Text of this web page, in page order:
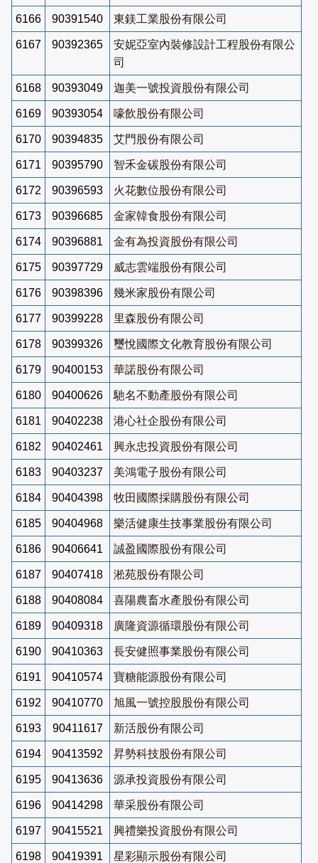
6166 90391540 東鎂工業股份有限公司
6167 90392365
安妮亞室內裝修設計工程股份有限公
司
6168 90393049 迦美一號投資股份有限公司
6169 90393054 嚎飲股份有限公司
6170 90394835 艾門股份有限公司
6171 90395790 智禾金碳股份有限公司
6172 90396593 火花數位股份有限公司
6173 90396685 金家韓食股份有限公司
6174 90396881 金有為投資股份有限公司
6175 90397729 威志雲端股份有限公司
6176 90398396 幾米家股份有限公司
6177 90399228 里森股份有限公司
6178 90399326 璽悅國際文化教育股份有限公司
6179 90400153 華諾股份有限公司
6180 90400626 馳名不動產股份有限公司
6181 90402238 港心社企股份有限公司
6182 90402461 興永忠投資股份有限公司
6183 90403237 美鴻電子股份有限公司
6184 90404398 牧田國際採購股份有限公司
6185 90404968 樂活健康生技事業股份有限公司
6186 90406641 誠盈國際股份有限公司
6187 90407418 淞苑股份有限公司
6188 90408084 喜陽農畜水產股份有限公司
6189 90409318 廣隆資源循環股份有限公司
6190 90410363 長安健照事業股份有限公司
6191 90410574 寶糖能源股份有限公司
6192 90410770 旭風一號控股股份有限公司
6193 90411617 新活股份有限公司
6194 90413592 昇勢科技股份有限公司
6195 90413636 源承投資股份有限公司
6196 90414298 華采股份有限公司
6197 90415521 興禮樂投資股份有限公司
6198 90419391 星彩顯示股份有限公司